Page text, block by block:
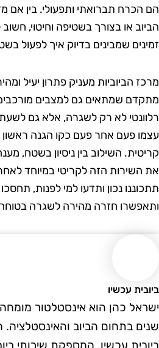
תברואתי ותפעולי. בין אם
או בצורך בשטיפה וחיטוי, חשוב
שמבינים בדיוק איך לפעול בשטח.
הביוביות מעניק פתרון יעיל
שמתאים גם למצבים מורכבים
לא רק לשגרה, אלא גם לשעת
פעם אחר פעם כקו הגנה ראשון
השילוב בין ניסיון בשטח, מענה
הזה לקריטי במיוחד לאחר
נכון ותדעו למי לפנות, תחסכו
חזרה מהירה לשגרה בטוחה
עכשיו
בתחום הביוב והאינסטלציה.